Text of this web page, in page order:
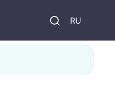
RU